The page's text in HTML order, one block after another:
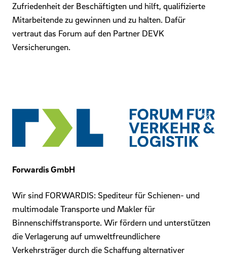
Zufriedenheit der Beschäftigten und hilft, qualifizierte
Mitarbeitende zu gewinnen und zu halten. Dafür
vertraut das Forum auf den Partner DEVK
Versicherungen.
Forwardis GmbH
Wir sind FORWARDIS: Spediteur für Schienen- und
multimodale Transporte und Makler für
Binnenschiffstransporte. Wir fördern und unterstützen
die Verlagerung auf umweltfreundlichere
Verkehrsträger durch die Schaffung alternativer